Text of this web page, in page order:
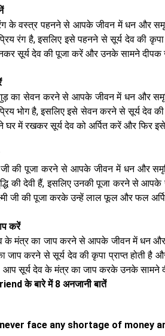
के वस्त्र पहनने से आपके जीवन में धन और
रंग है, इसलिए इसे पहनने से सूर्य देव की
सूर्य देव की पूजा करें और उनके सामने दीपक
का सेवन करने से आपके जीवन में धन और
भोग है, इसलिए इसे सेवन करने से सूर्य देव की
में रखकर सूर्य देव को अर्पित करें और फिर
जी की पूजा करने से आपके जीवन में धन और
की देवी हैं, इसलिए उनकी पूजा करने से
जी की पूजा करके उन्हें लाल फूल और फल
करें
के मंत्र का जाप करने से आपके जीवन में धन और
जाप करने से सूर्य देव की कृपा प्राप्त होती
आप सूर्य देव के मंत्र का जाप करके उनके सामने
के बारे में 8 अनजानी बातें
never face any shortage of money